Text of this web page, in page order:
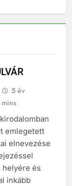
5 év
emlegetett
elnevezése
helyére és
inkább